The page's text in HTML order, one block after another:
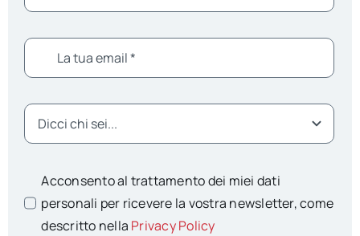
Acconsento al trattamento dei miei dati
personali per ricevere la vostra newsletter, come
descritto nella Privacy Policy